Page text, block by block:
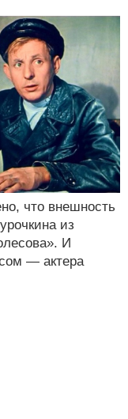
что внешность
из
И
— актера